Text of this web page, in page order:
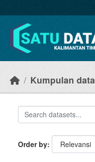
Kumpulan data
Order by